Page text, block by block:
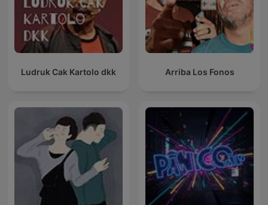
Ludruk Cak Kartolo dkk Arriba Los Fonos